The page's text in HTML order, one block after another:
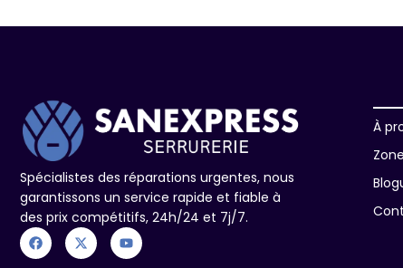
Spécialistes des réparations urgentes, nous
garantissons un service rapide et fiable à
des prix compétitifs, 24h/24 et 7j/7.
F
a
c
X
-
t
Y
o
u
À